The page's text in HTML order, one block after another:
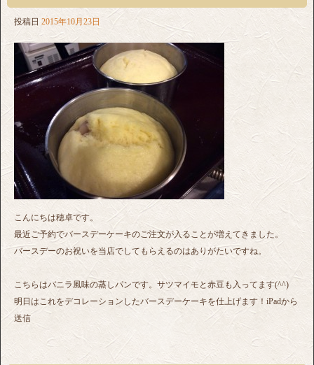
投稿日 2015年10月23日
こんにちは穂卓です。
最近ご予約でバースデーケーキのご注文が入ることが増えてきました。
バースデーのお祝いを当店でしてもらえるのはありがたいですね。
こちらはバニラ風味の蒸しパンです。サツマイモと赤豆も入ってます(^^)
明日はこれをデコレーションしたバースデーケーキを仕上げます！iPadから
送信